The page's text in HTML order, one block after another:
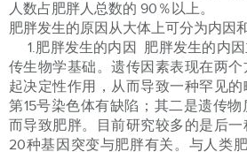
人数占肥胖人总数的 90％以上。
肥胖发生的原因从大体上可分为内因和
1.肥胖发生的内因 肥胖发生的内
传生物学基础。遗传因素表现在两
起决定性作用，从而导致一种罕见
第15号染色体有缺陷；其二是遗传
而导致肥胖。目前研究较多的是后
20种基因突变与肥胖有关。与人类